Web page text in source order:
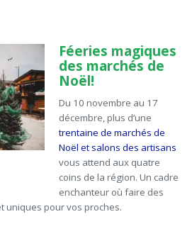
Féeries magiques
des marchés de
Noël!
Du 10 novembre au 17
décembre, plus d’une
trentaine de marchés de
Noël et salons des artisans
vous attend aux quatre
coins de la région. Un cadre
enchanteur où faire des
uniques pour vos proches.